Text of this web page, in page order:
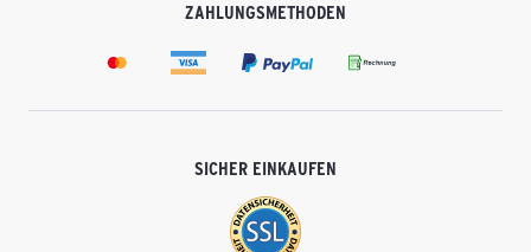
ZAHLUNGSMETHODEN
SICHER EINKAUFEN